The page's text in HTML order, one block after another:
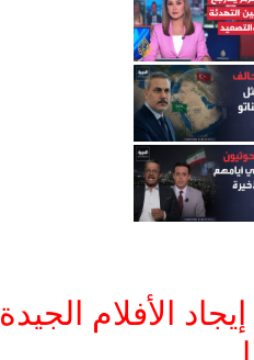
الأفلام الجيدة